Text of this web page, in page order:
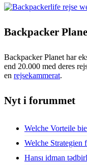
Backpacker
Backpacker Planet har
end 20.000 med deres
en rejsekammerat.
Nyt i forummet
Welche Vorteile
Welche Strategien
Hansı idman